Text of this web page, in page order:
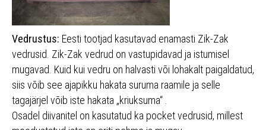
Vedrustus: Eesti tootjad kasutavad enamasti Zik-Zak
vedrusid. Zik-Zak vedrud on vastupidavad ja istumisel
mugavad. Kuid kui vedru on halvasti või lohakalt paigaldatud,
siis võib see ajapikku hakata suruma raamile ja selle
tagajärjel võib iste hakata „kriuksuma“ .
Osadel diivanitel on kasutatud ka pocket vedrusid, millest